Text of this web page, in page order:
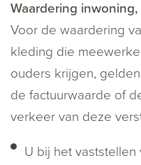
Waardering
Voor de waardering
kleding die
ouders krijgen,
de factuurwaarde of
verkeer van deze
U bij het